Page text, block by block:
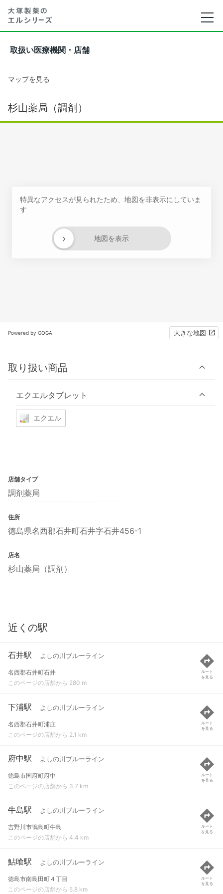
取扱い医療機関・店舗
マップを見る
杉山薬局（調剤）
特異なアクセスが見られたため、地図を非表示にしていま
す
地図を表示
›
Powered by GOGA 大きな地図
取り扱い商品
エクエルタブレット
エクエル
店舗タイプ
調剤薬局
住所
徳島県名西郡石井町石井字石井456-1
店名
杉山薬局（調剤）
近くの駅
石井駅 よしの川ブルーライン
名西郡石井町石井
このページの店舗から 280 m
ルート
を見る
下浦駅 よしの川ブルーライン
名西郡石井町浦庄
このページの店舗から 2.1 km
ルート
を見る
府中駅 よしの川ブルーライン
徳島市国府町府中
このページの店舗から 3.7 km
ルート
を見る
牛島駅 よしの川ブルーライン
吉野川市鴨島町牛島
このページの店舗から 4.4 km
ルート
を見る
鮎喰駅 よしの川ブルーライン
徳島市南島田町４丁目
このページの店舗から 5.8 km
ルート
を見る